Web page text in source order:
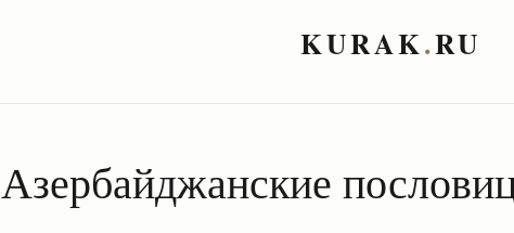
KURAK.RU
Азербайджанские